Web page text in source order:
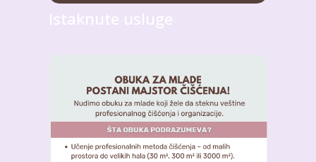
Istaknute usluge